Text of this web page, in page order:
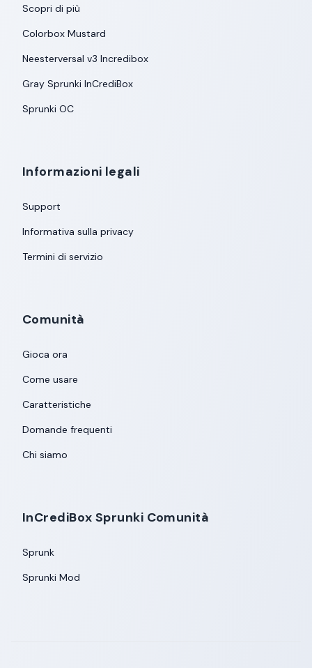
Scopri di più
Colorbox Mustard
Neesterversal v3 Incredibox
Gray Sprunki InCrediBox
Sprunki OC
Informazioni legali
Support
Informativa sulla privacy
Termini di servizio
Comunità
Gioca ora
Come usare
Caratteristiche
Domande frequenti
Chi siamo
InCrediBox Sprunki Comunità
Sprunk
Sprunki Mod